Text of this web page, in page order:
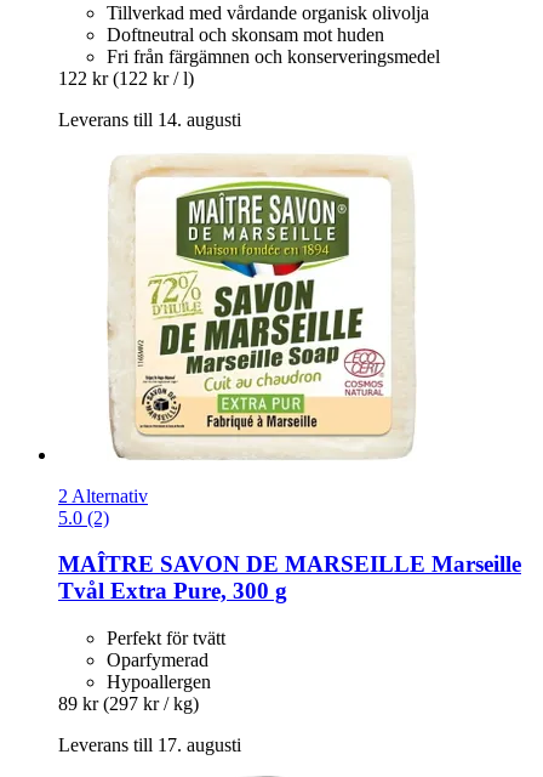
Tillverkad med vårdande organisk olivolja
Doftneutral och skonsam mot huden
Fri från färgämnen och konserveringsmedel
122 kr (122 kr / l)
Leverans till 14. augusti
2 Alternativ
5.0 (2)
MAÎTRE SAVON DE MARSEILLE Marseille
Tvål Extra Pure, 300 g
Perfekt för tvätt
Oparfymerad
Hypoallergen
89 kr (297 kr / kg)
Leverans till 17. augusti